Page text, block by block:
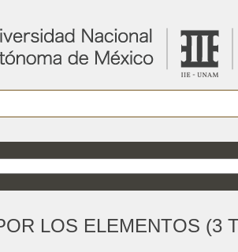
LOS ELEMENTOS (3